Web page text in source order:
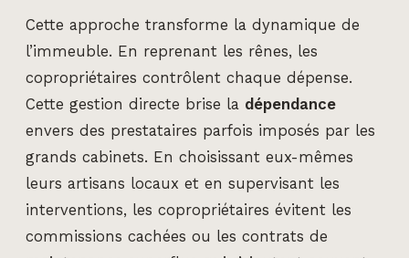
Cette approche transforme la dynamique de
l’immeuble. En reprenant les rênes, les
copropriétaires contrôlent chaque dépense.
Cette gestion directe brise la dépendance
envers des prestataires parfois imposés par les
grands cabinets. En choisissant eux-mêmes
leurs artisans locaux et en supervisant les
interventions, les copropriétaires évitent les
commissions cachées ou les contrats de